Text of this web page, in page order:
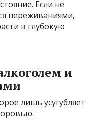
Если не
переживаниями,
в глубокую
и
лишь усугубляет